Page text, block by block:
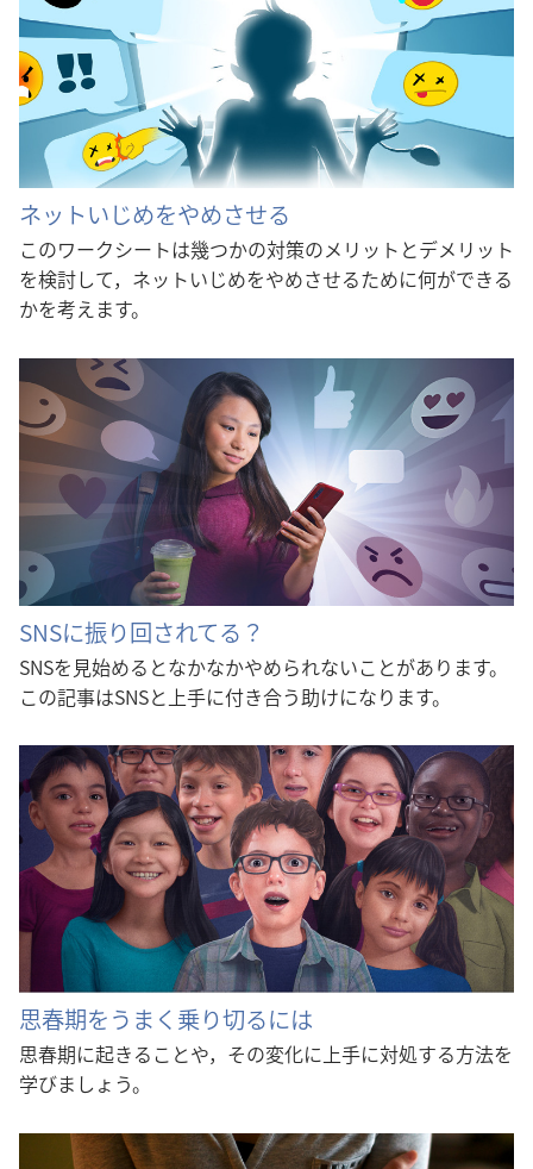
ネットいじめをやめさせる
このワークシートは幾つかの対策のメリットとデメリット
を検討して，ネットいじめをやめさせるために何ができる
かを考えます。
SNSに振り回されてる？
SNSを見始めるとなかなかやめられないことがあります。
この記事はSNSと上手に付き合う助けになります。
思春期をうまく乗り切るには
思春期に起きることや，その変化に上手に対処する方法を
学びましょう。